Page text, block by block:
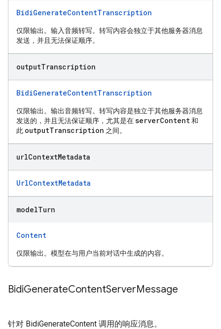
BidiGenerateContentTranscription
仅限输出。输入音频转写。转写内容会独立于其他服务器消息
发送，并且无法保证顺序。
outputTranscription
BidiGenerateContentTranscription
仅限输出。输出音频转写。转写内容是独立于其他服务器消息
发送的，并且无法保证顺序，尤其是在serverContent和
此 outputTranscription 之间。
urlContextMetadata
UrlContextMetadata
modelTurn
Content
仅限输出。模型在与用户当前对话中生成的内容。
BidiGenerateContentServerMessage
针对 BidiGenerateContent 调用的响应消息。